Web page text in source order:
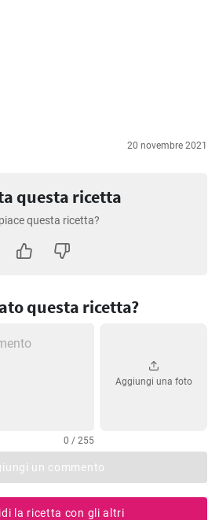
20 novembre 2021
questa ricetta
questa ricetta?
questa ricetta?
0 / 255
Aggiungi una foto
un commento
la ricetta con gli altri